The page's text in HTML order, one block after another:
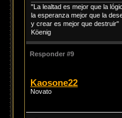
"La lealtad es mejor que la
la esperanza mejor que la
y crear es mejor que destruir"
Köenig
Responder #9
Kaosone22
Novato